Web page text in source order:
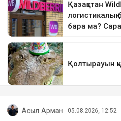
Асыл Арман 05.08.2026, 12:52